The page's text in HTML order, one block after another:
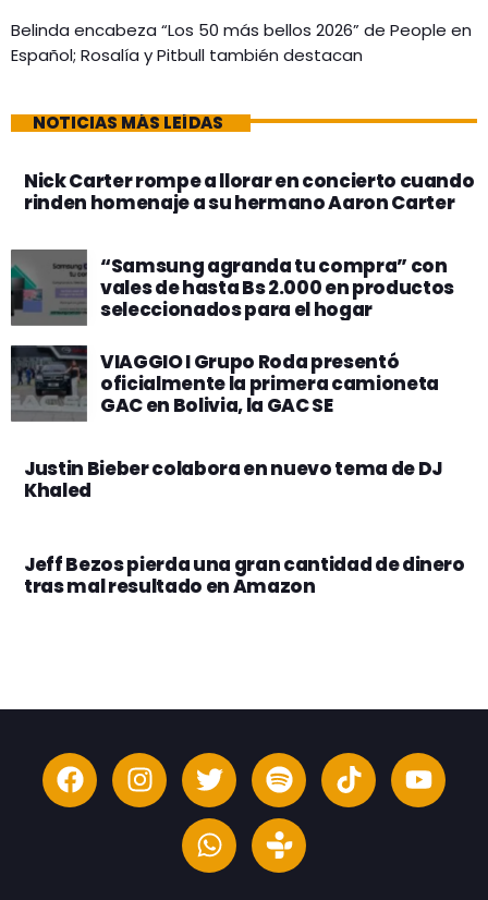
Belinda encabeza “Los 50 más bellos 2026” de People en
Español; Rosalía y Pitbull también destacan
NOTICIAS MÁS LEÍDAS
Nick Carter rompe a llorar en concierto cuando
rinden homenaje a su hermano Aaron Carter
“Samsung agranda tu compra” con
vales de hasta Bs 2.000 en productos
seleccionados para el hogar
VIAGGIO I Grupo Roda presentó
oficialmente la primera camioneta
GAC en Bolivia, la GAC SE
Justin Bieber colabora en nuevo tema de DJ
Khaled
Jeff Bezos pierda una gran cantidad de dinero
tras mal resultado en Amazon